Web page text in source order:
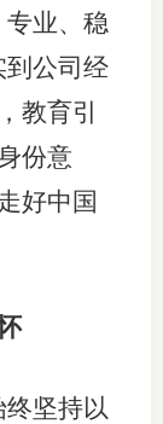
专业、稳
到公司经
教育引
份意
好中国
坚持以